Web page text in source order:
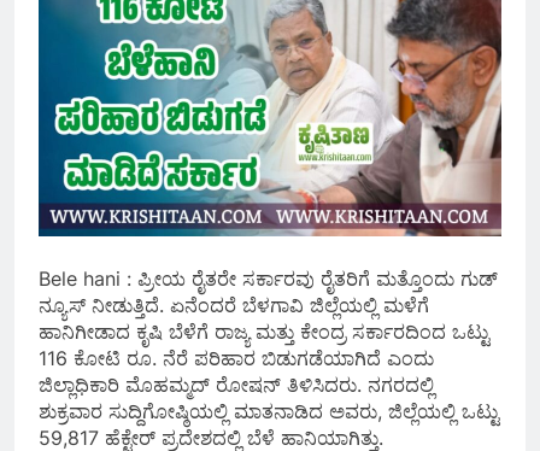
Bele hani : ಪ್ರೀಯ ರೈತರೇ ಸರ್ಕಾರವು ರೈತರಿಗೆ ಮತ್ತೊಂದು ಗುಡ್
ನ್ಯೂಸ್ ನೀಡುತ್ತಿದೆ. ಏನೆಂದರೆ ಬೆಳಗಾವಿ ಜಿಲ್ಲೆಯಲ್ಲಿ ಮಳೆಗೆ
ಹಾನಿಗೀಡಾದ ಕೃಷಿ ಬೆಳೆಗೆ ರಾಜ್ಯ ಮತ್ತು ಕೇಂದ್ರ ಸರ್ಕಾರದಿಂದ ಒಟ್ಟು
116 ಕೋಟಿ ರೂ. ನೆರೆ ಪರಿಹಾರ ಬಿಡುಗಡೆಯಾಗಿದೆ ಎಂದು
ಜಿಲ್ಲಾಧಿಕಾರಿ ಮೊಹಮ್ಮದ್ ರೋಷನ್ ತಿಳಿಸಿದರು. ನಗರದಲ್ಲಿ
ಶುಕ್ರವಾರ ಸುದ್ದಿಗೋಷ್ಠಿಯಲ್ಲಿ ಮಾತನಾಡಿದ ಅವರು, ಜಿಲ್ಲೆಯಲ್ಲಿ ಒಟ್ಟು
59,817 ಹೆಕ್ಟೇರ್ ಪ್ರದೇಶದಲ್ಲಿ ಬೆಳೆ ಹಾನಿಯಾಗಿತ್ತು.